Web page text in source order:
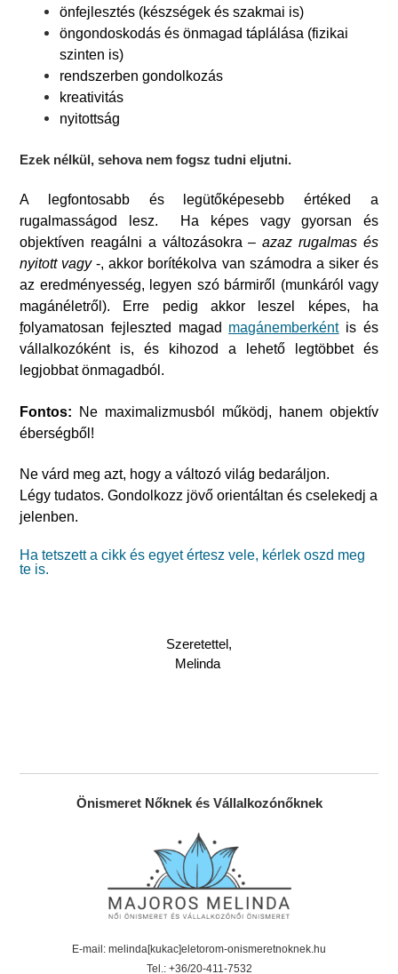
önfejlesztés (készségek és szakmai is)
öngondoskodás és önmagad táplálása (fizikai
szinten is)
rendszerben gondolkozás
kreativitás
nyitottság
Ezek nélkül, sehova nem fogsz tudni eljutni.
A legfontosabb és legütőképesebb értéked a
rugalmasságod lesz. Ha képes vagy gyorsan és
objektíven reagálni a változásokra –azaz rugalmas és
nyitott vagy-, akkor borítékolva van számodra a siker és
az eredményesség, legyen szó bármiről (munkáról vagy
magánéletről). Erre pedig akkor leszel képes, ha
folyamatosan fejleszted magad magánemberként is és
vállalkozóként is, és kihozod a lehető legtöbbet és
legjobbat önmagadból.
Fontos: Ne maximalizmusból működj, hanem objektív
éberségből!
Ne várd meg azt, hogy a változó világ bedaráljon.
Légy tudatos. Gondolkozz jövő orientáltan és cselekedj a
jelenben.
Ha tetszett a cikk és egyet értesz vele, kérlek oszd meg
te is.
Szeretettel,
Melinda
Önismeret Nőknek és Vállalkozónőknek
E-mail: melinda[kukac]eletorom-onismeretnoknek.hu
Tel.: +36/20-411-7532